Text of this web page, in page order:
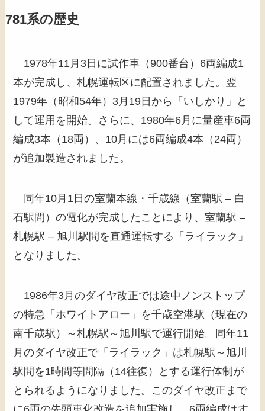
781系の歴史
1978年11月3日に試作車（900番台）6両編成1
本が完成し、札幌運転区に配置されました。翌
1979年（昭和54年）3月19日から「いしかり」と
して運用を開始。さらに、1980年6月に量産車6両
編成3本（18両）、10月には6両編成4本（24両）
が追加製造されました。
同年10月1日の室蘭本線・千歳線（室蘭駅 – 白
石駅間）の電化が完成したことにより、室蘭駅 –
札幌駅 – 旭川駅間を直通運転する「ライラック」
となりました。
1986年3月のダイヤ改正では途中ノンストップ
の特急「ホワイトアロー」を千歳空港駅（現在の
南千歳駅）～札幌駅～旭川駅で運行開始。同年11
月のダイヤ改正で「ライラック」は札幌駅～旭川
駅間を1時間等間隔（14往復）とする運行体制が
とられるようになりました。このダイヤ改正まで